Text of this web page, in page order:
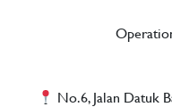
No.6, Jalan Datuk